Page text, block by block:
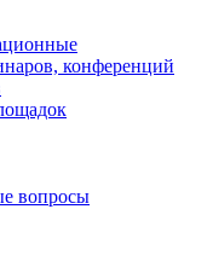
конференций
вопросы